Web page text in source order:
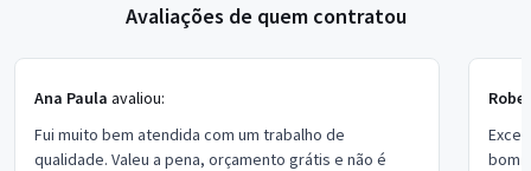
Avaliações de quem contratou
Ana Paula avaliou:
Fui muito bem atendida com um trabalho de
qualidade. Valeu a pena, orçamento grátis e não é
bom